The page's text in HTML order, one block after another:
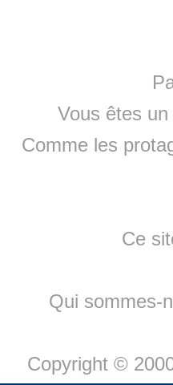
Vous êtes
Comme les
Ce
Qui sommes-
Copyright ©